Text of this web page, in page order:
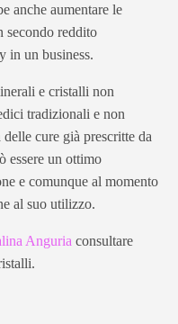
anche aumentare le
secondo reddito
in un business.
e cristalli non
tradizionali e non
cure già prescritte da
essere un ottimo
e comunque al momento
al suo utilizzo.
Anguria consultare